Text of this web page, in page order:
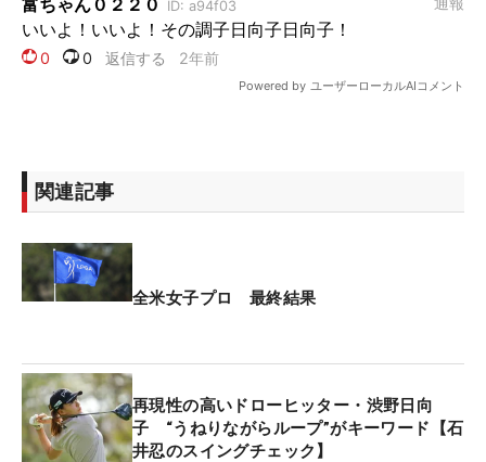
関連記事
全米女子プロ 最終結果
再現性の高いドローヒッター・渋野日向
子 “うねりながらループ”がキーワード【石
井忍のスイングチェック】